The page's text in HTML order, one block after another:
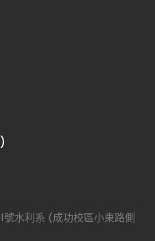
號水利系 (成功校區小東路側